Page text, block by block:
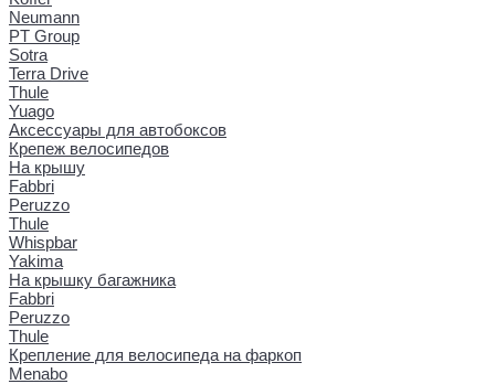
Neumann
PT Group
Sotra
Terra Drive
Thule
Yuago
Аксессуары для автобоксов
Крепеж велосипедов
На крышу
Fabbri
Peruzzo
Thule
Whispbar
Yakima
На крышку багажника
Fabbri
Peruzzo
Thule
Крепление для велосипеда на фаркоп
Menabo